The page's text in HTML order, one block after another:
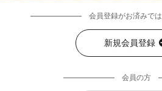
会員登録がお済みで
新規会員登録
会員の方